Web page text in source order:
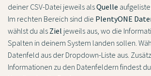
deiner CSV-Datei jeweils alsQuelle
Im rechten Bereich sind die PlentyONE
wählst du als Ziel jeweils aus, wo die
Spalten in deinem System landen sollen.
Datenfeld aus der Dropdown-Liste aus.
Informationen zu den Datenfeldern findest